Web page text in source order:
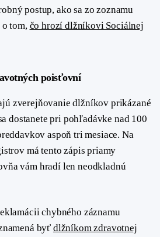
postup, ako sa zo zoznamu
tom, čo hrozí dlžníkovi Sociálnej
poisťovní
zverejňovanie dlžníkov prikázané
dostanete pri pohľadávke nad 100
aspoň tri mesiace. Na
má tento zápis priamy
vám hradí len neodkladnú
chybného záznamu
byť dlžníkom zdravotnej